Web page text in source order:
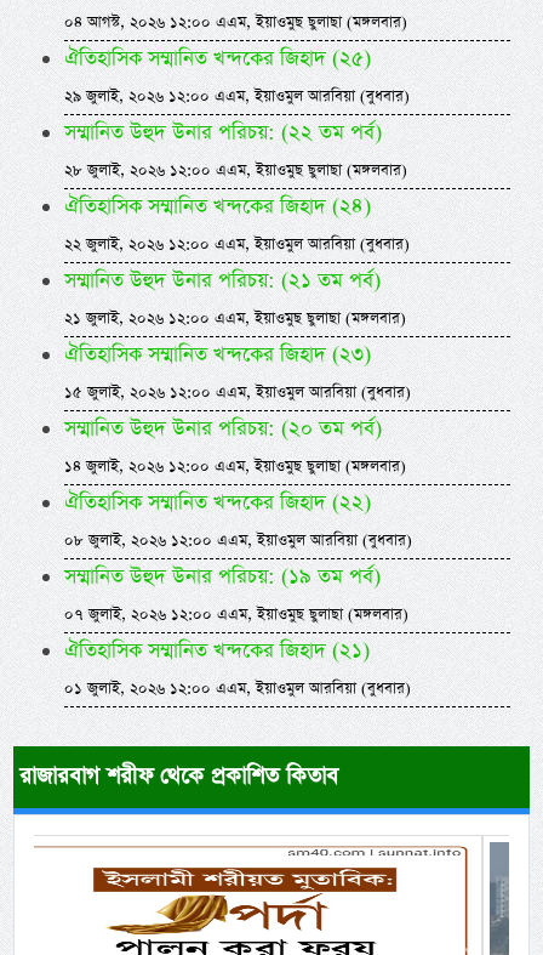
০৪ আগস্ট, ২০২৬ ১২:০০ এএম, ইয়াওমুছ ছুলাছা (মঙ্গলবার)
ঐতিহাসিক সম্মানিত খন্দকের জিহাদ (২৫)
২৯ জুলাই, ২০২৬ ১২:০০ এএম, ইয়াওমুল আরবিয়া (বুধবার)
সম্মানিত উহুদ উনার পরিচয়: (২২ তম পর্ব)
২৮ জুলাই, ২০২৬ ১২:০০ এএম, ইয়াওমুছ ছুলাছা (মঙ্গলবার)
ঐতিহাসিক সম্মানিত খন্দকের জিহাদ (২৪)
২২ জুলাই, ২০২৬ ১২:০০ এএম, ইয়াওমুল আরবিয়া (বুধবার)
সম্মানিত উহুদ উনার পরিচয়: (২১ তম পর্ব)
২১ জুলাই, ২০২৬ ১২:০০ এএম, ইয়াওমুছ ছুলাছা (মঙ্গলবার)
ঐতিহাসিক সম্মানিত খন্দকের জিহাদ (২৩)
১৫ জুলাই, ২০২৬ ১২:০০ এএম, ইয়াওমুল আরবিয়া (বুধবার)
সম্মানিত উহুদ উনার পরিচয়: (২০ তম পর্ব)
১৪ জুলাই, ২০২৬ ১২:০০ এএম, ইয়াওমুছ ছুলাছা (মঙ্গলবার)
ঐতিহাসিক সম্মানিত খন্দকের জিহাদ (২২)
০৮ জুলাই, ২০২৬ ১২:০০ এএম, ইয়াওমুল আরবিয়া (বুধবার)
সম্মানিত উহুদ উনার পরিচয়: (১৯ তম পর্ব)
০৭ জুলাই, ২০২৬ ১২:০০ এএম, ইয়াওমুছ ছুলাছা (মঙ্গলবার)
ঐতিহাসিক সম্মানিত খন্দকের জিহাদ (২১)
০১ জুলাই, ২০২৬ ১২:০০ এএম, ইয়াওমুল আরবিয়া (বুধবার)
রাজারবাগ শরীফ থেকে প্রকাশিত কিতাব